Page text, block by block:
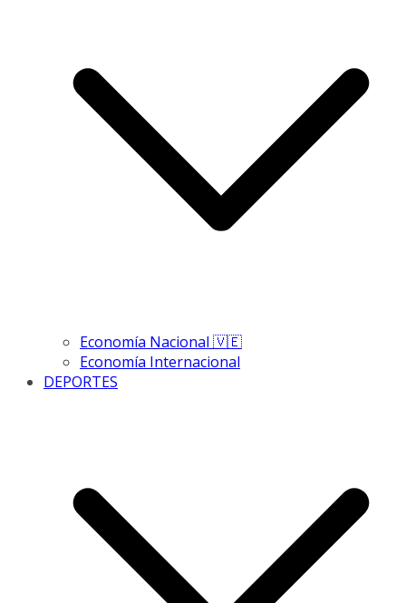
Economía Nacional 🇻🇪
Economía Internacional
DEPORTES